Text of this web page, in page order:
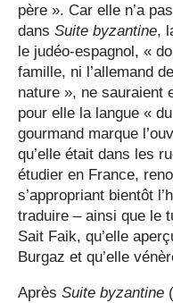
père ». Car elle n’a
dans Suite byzantine,
le judéo-espagnol, «
famille, ni l’allemand
nature », ne sauraient
pour elle la langue «
gourmand marque
qu’elle était dans les
étudier en France,
s’appropriant bientôt
traduire – ainsi que le
Sait Faik, qu’elle
Burgaz et qu’elle
Après Suite byzantine